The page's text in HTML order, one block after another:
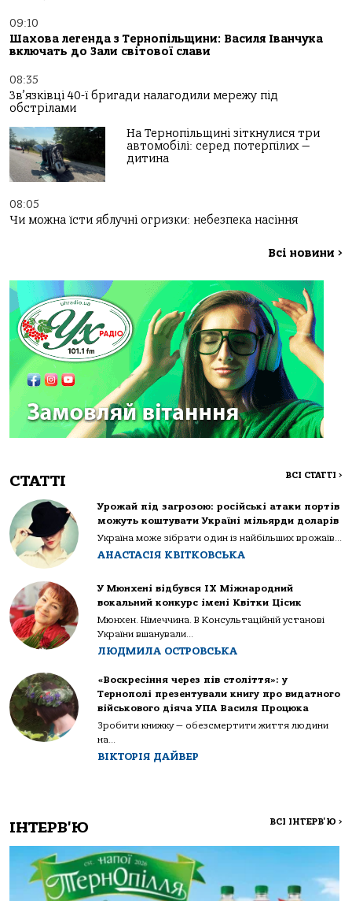
09:10
Шахова легенда з Тернопільщини: Василя Іванчука
включать до Зали світової слави
08:35
Зв’язківці 40-ї бригади налагодили мережу під
обстрілами
На Тернопільщині зіткнулися три
автомобілі: серед потерпілих —
дитина
08:05
Чи можна їсти яблучні огризки: небезпека насіння
Всі новини >
СТАТТІ ВСІ СТАТТІ >
Урожай під загрозою: російські атаки портів
можуть коштувати Україні мільярди доларів
Україна може зібрати один із найбільших врожаїв...
АНАСТАСІЯ КВІТКОВСЬКА
У Мюнхені відбувся IX Міжнародний
вокальний конкурс імені Квітки Цісик
Мюнхен. Німеччина. В Консультаційній установі
України вшанували...
ЛЮДМИЛА ОСТРОВСЬКА
«Воскресіння через пів століття»: у
Тернополі презентували книгу про видатного
військового діяча УПА Василя Процюка
Зробити книжку — обезсмертити життя людини
на...
ВІКТОРІЯ ДАЙВЕР
ІНТЕРВ'Ю ВСІ ІНТЕРВ'Ю >